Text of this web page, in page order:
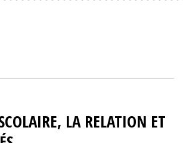
LA RELATION ET